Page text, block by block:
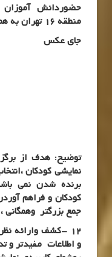
حضوردانش
منطقه 16 تهران به همراه صاحب اثر
جای عکس
توضیح: هدف از
نمایشی کودکان
برنده شدن نمی
کودکان و فراهم
جمع بزرگتر وهمگانی
12 -کشف وارائه
و اطلاعات مفیدتر و